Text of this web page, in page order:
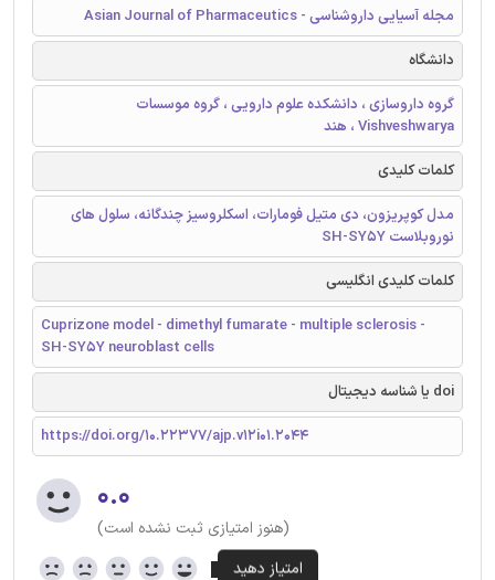
مجله آسیایی داروشناسی - Asian Journal of Pharmaceutics
دانشگاه
گروه داروسازی ، دانشکده علوم دارویی ، گروه موسسات
Vishveshwarya ، هند
کلمات کلیدی
مدل کوپریزون، دی متیل فومارات، اسکلروسیز چندگانه، سلول های
نوروبلاست SH-SY5Y
کلمات کلیدی انگلیسی
Cuprizone model - dimethyl fumarate - multiple sclerosis -
SH-SY5Y neuroblast cells
doi یا شناسه دیجیتال
https://doi.org/10.22377/ajp.v12i01.2044
۰.۰
(هنوز امتیازی ثبت نشده است)